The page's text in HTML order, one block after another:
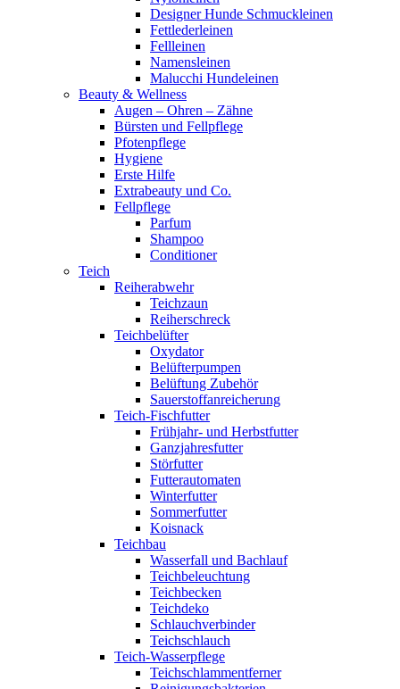
Designer Hunde Schmuckleinen
Fettlederleinen
Fellleinen
Namensleinen
Malucchi Hundeleinen
Beauty & Wellness
Augen – Ohren – Zähne
Bürsten und Fellpflege
Pfotenpflege
Hygiene
Erste Hilfe
Extrabeauty und Co.
Fellpflege
Parfum
Shampoo
Conditioner
Teich
Reiherabwehr
Teichzaun
Reiherschreck
Teichbelüfter
Oxydator
Belüfterpumpen
Belüftung Zubehör
Sauerstoffanreicherung
Teich-Fischfutter
Frühjahr- und Herbstfutter
Ganzjahresfutter
Störfutter
Futterautomaten
Winterfutter
Sommerfutter
Koisnack
Teichbau
Wasserfall und Bachlauf
Teichbeleuchtung
Teichbecken
Teichdeko
Schlauchverbinder
Teichschlauch
Teich-Wasserpflege
Teichschlammentferner